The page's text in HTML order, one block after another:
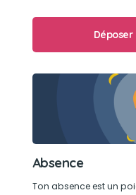
Son loisir préféré
Etre aux pieds de
Absence
Ton absence est un